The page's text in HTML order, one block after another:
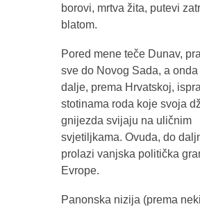
borovi, mrtva žita, putevi
blatom.
Pored mene teče Dunav,
sve do Novog Sada, a onda
dalje, prema Hrvatskoj,
stotinama roda koje svoja
gnijezda svijaju na uličnim
svjetiljkama. Ovuda, do
prolazi vanjska politička
Evrope.
Panonska nizija (prema